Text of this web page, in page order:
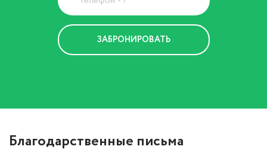
Благодарственные письма